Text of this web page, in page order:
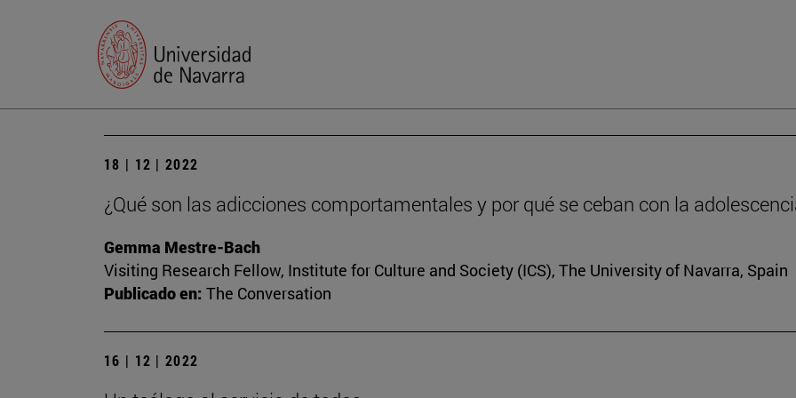
18 | 12 | 2022
¿Qué son las adicciones comportamentales y por qué se ceban con la
Gemma Mestre-Bach
Visiting Research Fellow, Institute for Culture and Society (ICS), The University of Navarra, Spain
Publicado en: The Conversation
16 | 12 | 2022